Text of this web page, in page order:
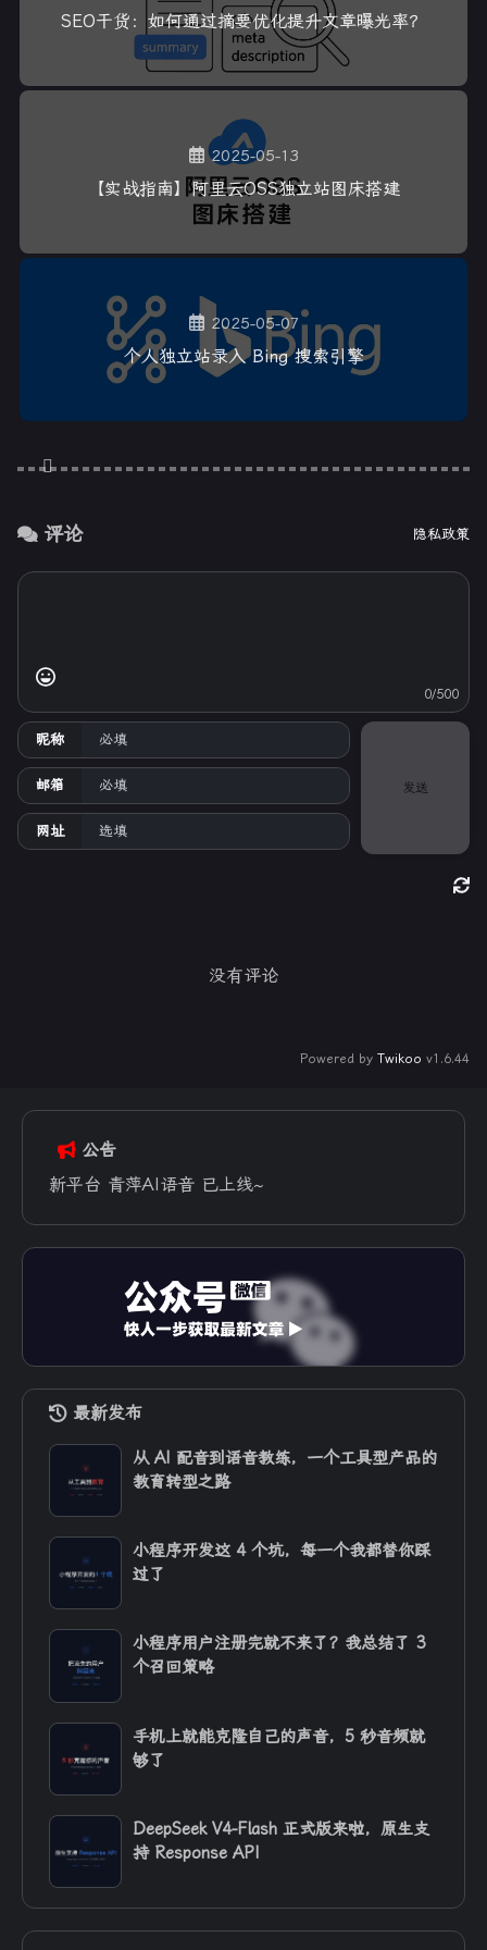
SEO干货：如何通过摘要优化提升文章曝光率？
2025-05-13
【实战指南】阿里云OSS独立站图床搭建
2025-05-07
个人独立站录入 Bing 搜索引擎
评论 隐私政策
昵称
邮箱
网址
0/500
发送
没有评论
Powered by Twikoo v1.6.44
公告
新平台 青萍AI语音 已上线~
最新发布
从 AI 配音到语音教练，一个工具型产品的
教育转型之路
小程序开发这 4 个坑，每一个我都替你踩
过了
小程序用户注册完就不来了？我总结了 3
个召回策略
手机上就能克隆自己的声音，5 秒音频就
够了
DeepSeek V4-Flash 正式版来啦，原生支
持 Response API